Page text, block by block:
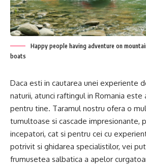
Happy people having adventure on
boats
Daca esti in cautarea unei experiente
naturii, atunci raftingul in Romania
pentru tine. Taramul nostru ofera o
tumultoase si cascade impresionante,
incepatori, cat si pentru cei cu
potrivit si ghidarea specialistilor, vei
frumusetea salbatica a apelor